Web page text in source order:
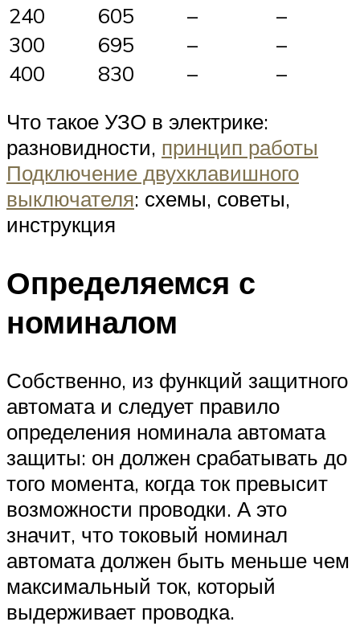
240
605 –
–
300
695 –
–
400
830 –
–
Что такое УЗО в электрике:
разновидности, принцип работы
Подключение двухклавишного
выключателя: схемы, советы,
инструкция
Определяемся с
номиналом
Собственно, из функций защитного
автомата и следует правило
определения номинала автомата
защиты: он должен срабатывать до
того момента, когда ток превысит
возможности проводки. А это
значит, что токовый номинал
автомата должен быть меньше чем
максимальный ток, который
выдерживает проводка.